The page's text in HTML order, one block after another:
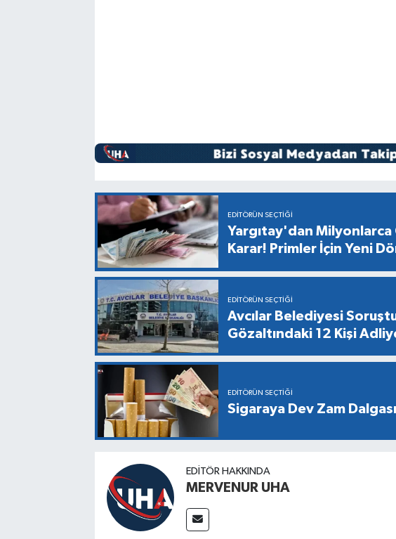
EDITÖRÜN SEÇTIĞI
Yargıtay'dan Milyonlarca
Karar! Primler İçin Yeni
EDITÖRÜN SEÇTIĞI
Avcılar Belediyesi
Gözaltındaki 12 Kişi
EDITÖRÜN SEÇTIĞI
Sigaraya Dev Zam
EDITÖR HAKKINDA
MERVENUR UHA